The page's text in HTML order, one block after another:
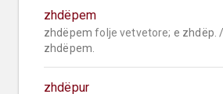
zhdëpem
zhdëpem folje vetvetore; e zhdëp.
zhdëpem.
zhdëpur